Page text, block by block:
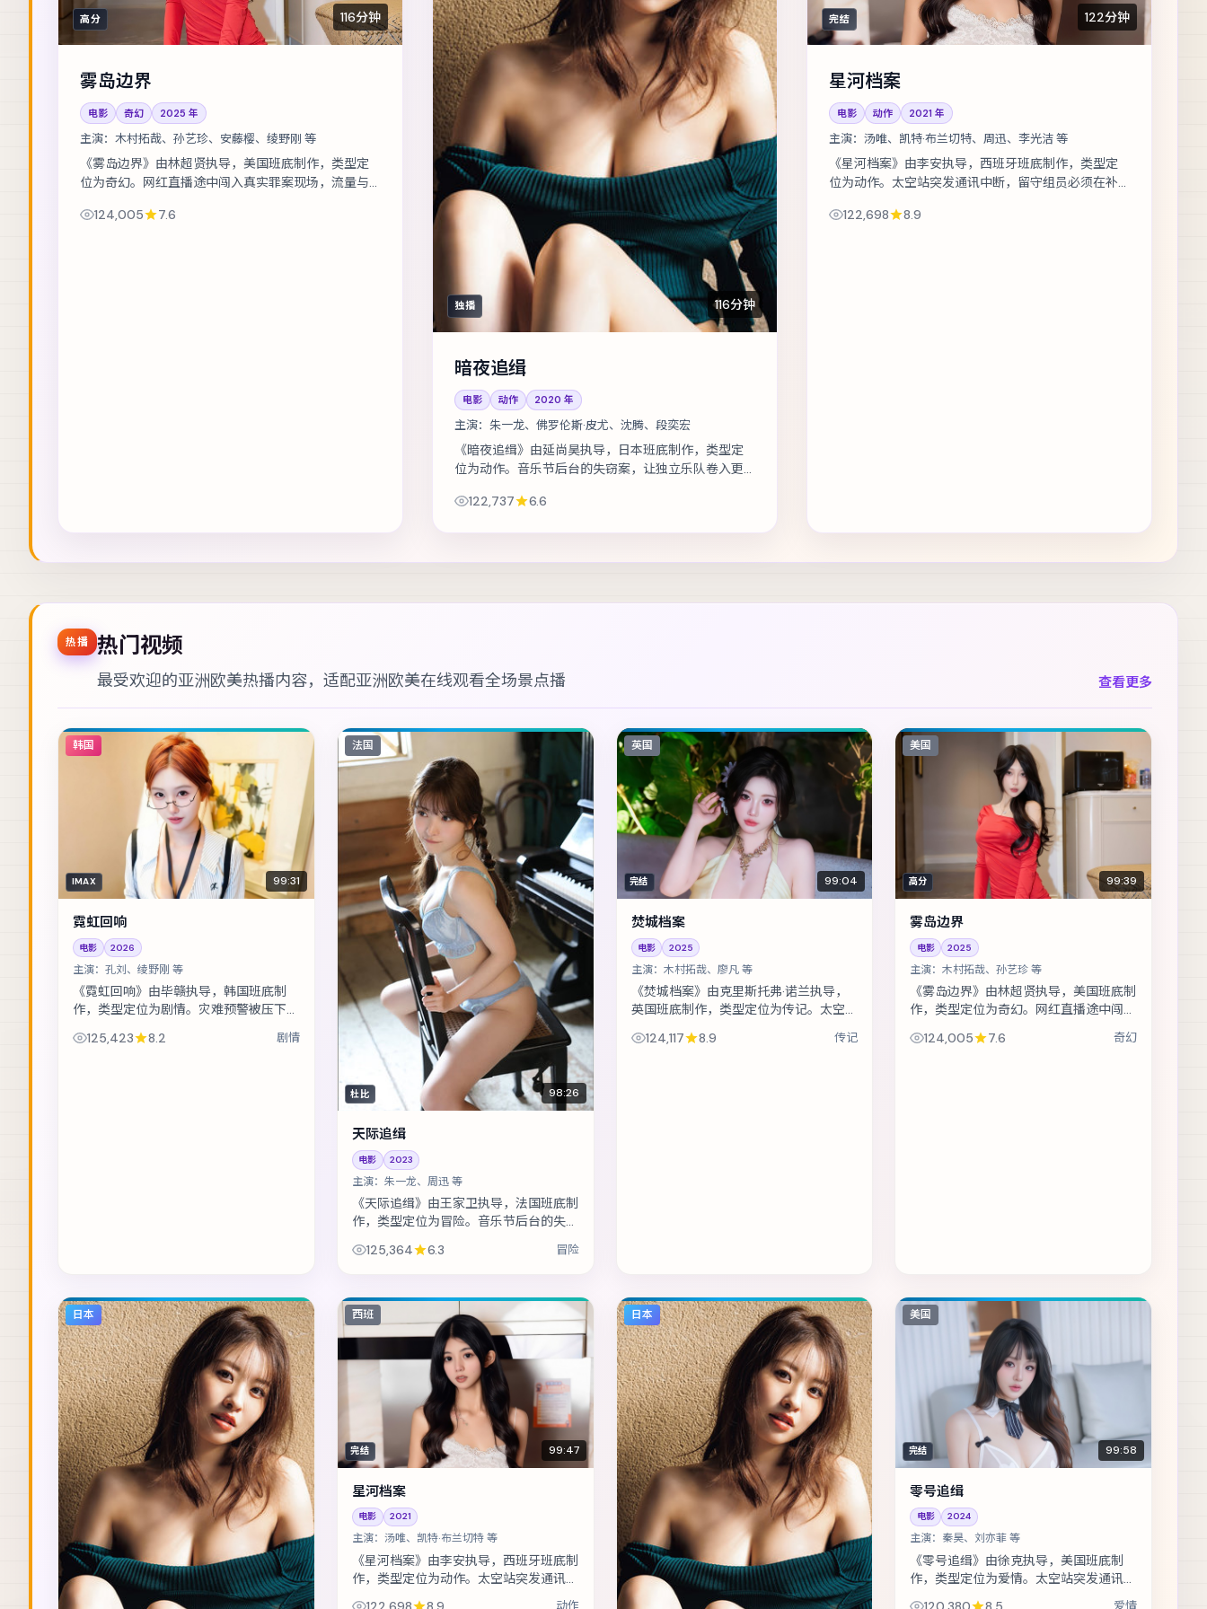
高分 116分钟
雾岛边界
电影 奇幻 2025 年
主演： 木村拓哉、孙艺珍、安藤樱、绫野刚 等
《雾岛边界》由林超贤执导，美国班底制作，类型定
位为奇幻。网红直播途中闯入真实罪案现场，流量与
等，表演层次丰富。在类型框架内尝试作...
124,005 7.6
独播 116分钟
暗夜追缉
电影 动作 2020 年
主演： 朱一龙、佛罗伦斯·皮尤、沈腾、段奕宏
《暗夜追缉》由延尚昊执导，日本班底制作，类型定
位为动作。音乐节后台的失窃案，让独立乐队卷入更
等，表演层次丰富。镜头语言克制而富有...
122,737 6.6
完结 122分钟
星河档案
电影 动作 2021 年
主演： 汤唯、凯特·布兰切特、周迅、李光洁 等
《星河档案》由李安执导，西班牙班底制作，类型定
位为动作。太空站突发通讯中断，留守组员必须在补
等，表演层次丰富。在类型框架内尝试...
122,698 8.9
热播 热门视频
最受欢迎的亚洲欧美热播内容，适配亚洲欧美在线观看全场景点播 查看更多
韩国
IMAX 99:31
霓虹回响
电影 2026
主演： 孔刘、绫野刚 等
《霓虹回响》由毕赣执导，韩国班底制
作，类型定位为剧情。灾难预警被压下之
演包括孔刘、绫野刚、杨紫 等，表演层
125,423 8.2 剧情
法国
杜比 98:26
天际追缉
电影 2023
主演： 朱一龙、周迅 等
《天际追缉》由王家卫执导，法国班底制
作，类型定位为冒险。音乐节后台的失窃
括朱一龙、周迅、全智贤 等，表演层次...
125,364 6.3 冒险
英国
完结 99:04
焚城档案
电影 2025
主演： 木村拓哉、廖凡 等
《焚城档案》由克里斯托弗·诺兰执导，
英国班底制作，类型定位为传记。太空站
前自救。主演包括木村拓哉、廖凡、王
124,117 8.9 传记
美国
高分 99:39
雾岛边界
电影 2025
主演：木村拓哉、孙艺珍 等
《雾岛边界》由林超贤执导，美国班底制
作，类型定位为奇幻。网红直播途中闯入
演包括木村拓哉、孙艺珍、安藤樱 等，...
124,005 7.6 奇幻
日本 西班
完结 99:47
星河档案
电影 2021
主演： 汤唯、凯特·布兰切特 等
《星河档案》由李安执导，西班牙班底制
作，类型定位为动作。太空站突发通讯中
断，留守组员必须在补给耗尽前自救。主
日本 美国
完结 99:58
零号追缉
电影 2024
主演： 秦昊、刘亦菲 等
《零号追缉》由徐克执导，美国班底制
作，类型定位为爱情。太空站突发通讯中
断，留守组员必须在补给耗尽前自救。主